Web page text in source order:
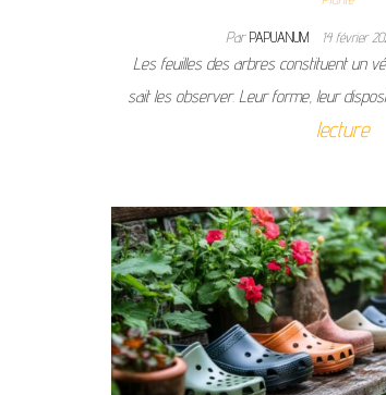
ParPAPUANUM 14 février
Les feuilles des arbres constituent un
sait les observer. Leur forme, leur
lecture